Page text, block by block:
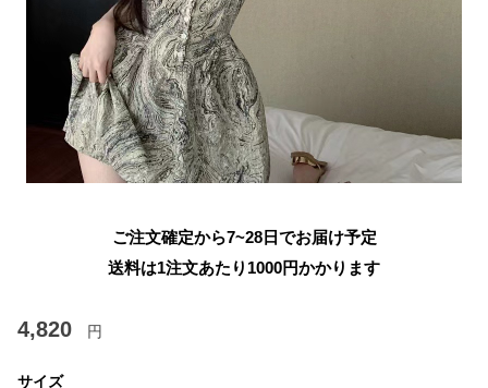
ご注文確定から7~28日でお届け予定
送料は1注文あたり 1000円かかります
4,820 円
サイズ